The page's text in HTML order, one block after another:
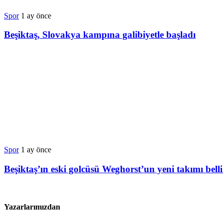
Spor 1 ay önce
Beşiktaş, Slovakya kampına galibiyetle başladı
Spor 1 ay önce
Beşiktaş’ın eski golcüsü Weghorst’un yeni takımı
Yazarlarımızdan